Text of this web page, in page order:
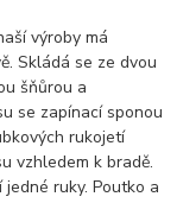
výroby má
Skládá se ze dvou
šňůrou a
se zapínací sponou
rukojetí
vzhledem k bradě.
jedné ruky.Poutko a